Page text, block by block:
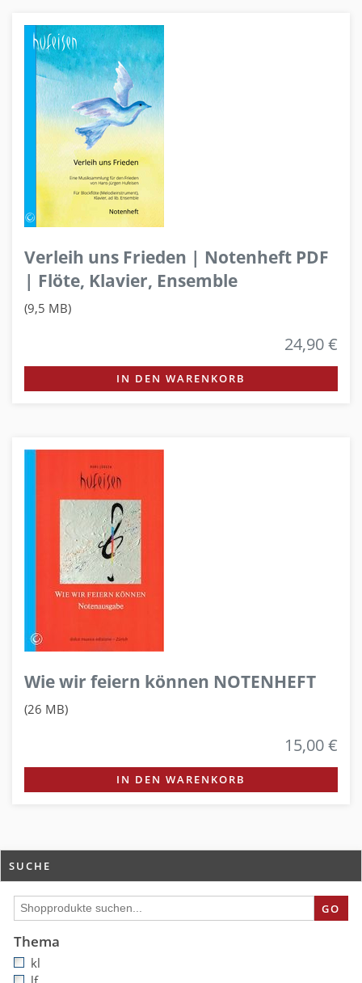
Verleih uns Frieden | Notenheft PDF
| Flöte, Klavier, Ensemble
(9,5 MB)
24,90 €
IN DEN WARENKORB
Wie wir feiern können NOTENHEFT
(26 MB)
15,00 €
IN DEN WARENKORB
SUCHE
GO
Thema
kl